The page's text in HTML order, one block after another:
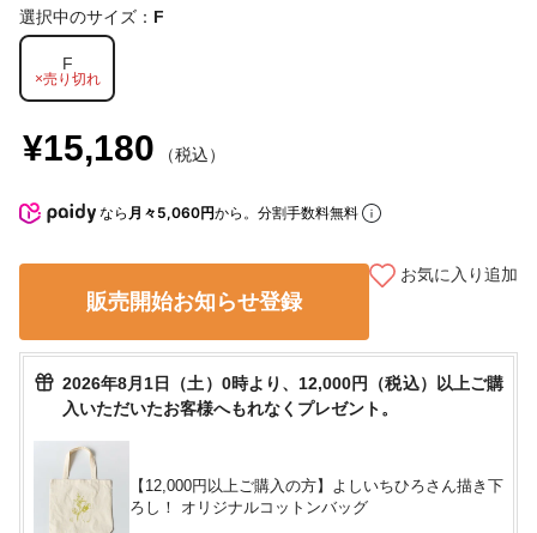
選択中のサイズ： F
F
×売り切れ
¥15,180 （税込）
なら 月々5,060円から。分割手数料無料
販売開始お知らせ登録
お気に入り追加
2026年8月1日（土）0時より、12,000円（税込）以上ご購
入いただいたお客様へもれなくプレゼント。
【12,000円以上ご購入の方】よしいちひろさん描き下
ろし！ オリジナルコットンバッグ